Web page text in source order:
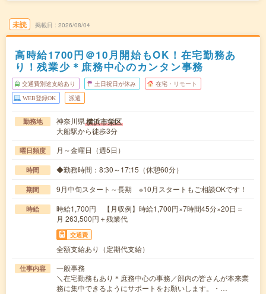
未読 掲載日 2026/08/04
高時給1700円＠10月開始もOK！在宅勤務あ
り！残業少＊庶務中心のカンタン事務
交通費別途支給あり 土日祝日が休み 在宅・リモート
WEB登録OK 派遣
勤務地 神奈川県横浜市栄区
大船駅から徒歩3分
曜日頻度 月～金曜日（週5日）
時間 ◆勤務時間：8:30～17:15（休憩60分）
期間 9月中旬スタート～長期 ※10月スタートもご相談OKです！
時給
時給1,700円 【月収例】時給1,700円×7時間45分×20日＝
月 263,500円＋残業代
交通費
全額支給あり（定期代支給）
仕事内容
一般事務
＼在宅勤務もあり＊庶務中心の事務／部内の皆さんが本来業
務に集中できるようにサポートをお願いします。・…